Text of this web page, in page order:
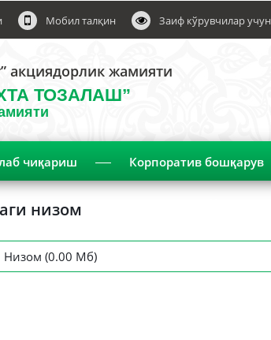
Мобил талқин Заиф кўрувчилар учун
акциядорлик жамияти
ТОЗАЛАШ”
чиқариш Корпоратив бошқарув
низом
Низом (0.00 Мб)